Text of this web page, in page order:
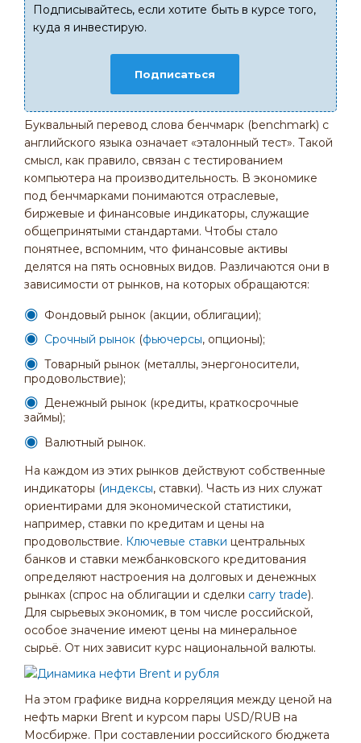
Подписывайтесь, если хотите быть в курсе того,
куда я инвестирую.
Подписаться
Буквальный перевод слова бенчмарк (benchmark) с
английского языка означает «эталонный тест». Такой
смысл, как правило, связан с тестированием
компьютера на производительность. В экономике
под бенчмарками понимаются отраслевые,
биржевые и финансовые индикаторы, служащие
общепринятыми стандартами. Чтобы стало
понятнее, вспомним, что финансовые активы
делятся на пять основных видов. Различаются они в
зависимости от рынков, на которых обращаются:
Фондовый рынок (акции, облигации);
Срочный рынок (фьючерсы, опционы);
Товарный рынок (металлы, энергоносители,
продовольствие);
Денежный рынок (кредиты, краткосрочные
займы);
Валютный рынок.
На каждом из этих рынков действуют собственные
индикаторы (индексы, ставки). Часть из них служат
ориентирами для экономической статистики,
например, ставки по кредитам и цены на
продовольствие. Ключевые ставки центральных
банков и ставки межбанковского кредитования
определяют настроения на долговых и денежных
рынках (спрос на облигации и сделки carry trade).
Для сырьевых экономик, в том числе российской,
особое значение имеют цены на минеральное
сырьё. От них зависит курс национальной валюты.
На этом графике видна корреляция между ценой на
нефть марки Brent и курсом пары USD/RUB на
Мосбирже. При составлении российского бюджета